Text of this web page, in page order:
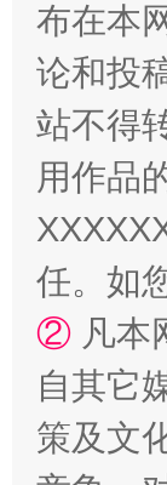
站台
漫山遍野的
布在本
论和投
站不得
用作品
任。如
② 凡本
自其它
策及文